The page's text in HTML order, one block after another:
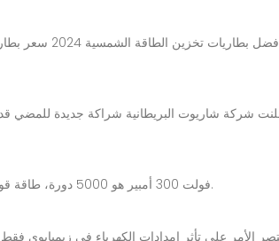
مؤسسة تخصيص بطارية تخزين الطاقة الذكية في زامبيا SmartPropel عمر دورة بطارية LifePO4 12 فولت 300 أمبير هو 5000 دورة، طاقة قوية لتخزين الطاقة.